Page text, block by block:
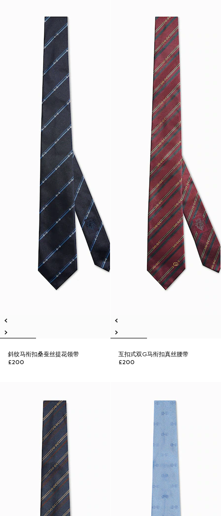
斜纹马衔扣桑蚕丝提花领带
£200
互扣式双G马衔扣真丝腰带
£200